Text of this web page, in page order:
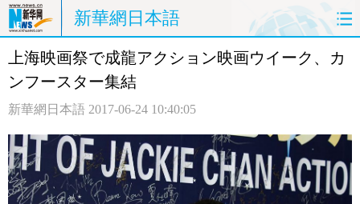
新華網日本語
ホームページ 政治 経済
観光 写真
中日対訳
上海映画祭で成龍アクション映画ウイーク、カ
ンフースター集結
新華網日本語 2017-06-24 10:40:05